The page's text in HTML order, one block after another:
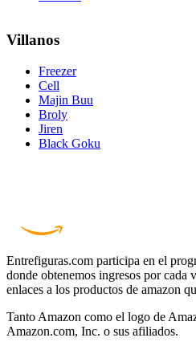
Villanos
Freezer
Cell
Majin Buu
Broly
Jiren
Black Goku
Entrefiguras.com participa en el
donde obtenemos ingresos por cada
enlaces a los productos de amazon
Tanto Amazon como el logo de
Amazon.com, Inc. o sus afiliados.